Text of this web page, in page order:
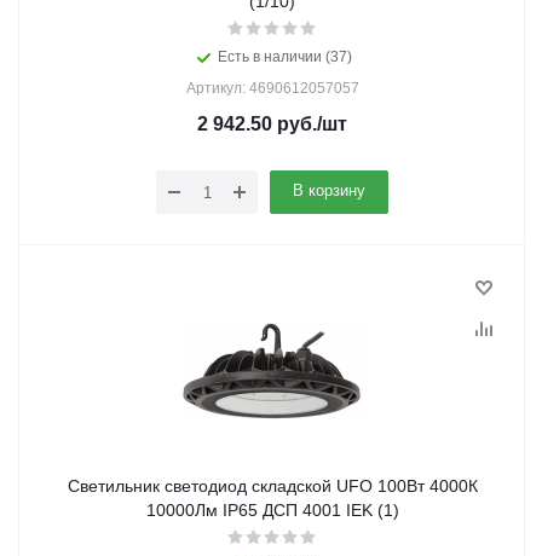
Есть в наличии (37)
Артикул: 4690612057057
2 942.50 руб./шт
В корзину
Светильник светодиод складской UFO 100Вт 4000К
10000Лм IP65 ДСП 4001 IEK (1)